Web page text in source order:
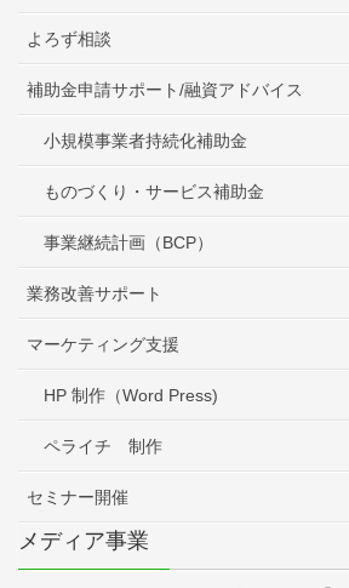
よろず相談
補助金申請サポート/融資アドバイス
小規模事業者持続化補助金
ものづくり・サービス補助金
事業継続計画（BCP）
業務改善サポート
マーケティング支援
HP 制作（Word Press)
ペライチ 制作
セミナー開催
メディア事業